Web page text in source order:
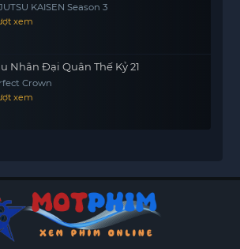
KAISEN Season 3
xem
Nhân Đại Quân Thế Kỷ 21
Crown
xem